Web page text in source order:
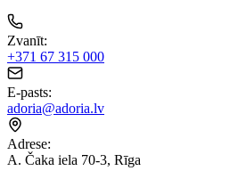
Zvanīt:
+371 67 315 000
E-pasts:
adoria@adoria.lv
Adrese:
A. Čaka iela 70-3, Rīga